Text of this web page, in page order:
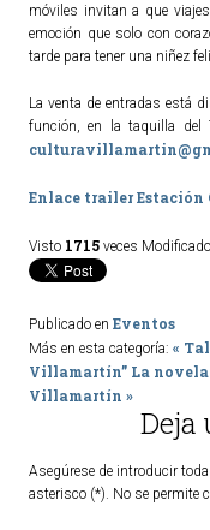
móviles invitan a que
emoción que solo con
tarde para tener una niñez
La venta de entradas está
función, en la taquilla del
Enlace trailer
Visto 1715 veces
Publicado en Eventos
Más en esta categoría: «
Villamartín” La novela
Villamartín »
Deja
Asegúrese de introducir
asterisco (*). No se permite